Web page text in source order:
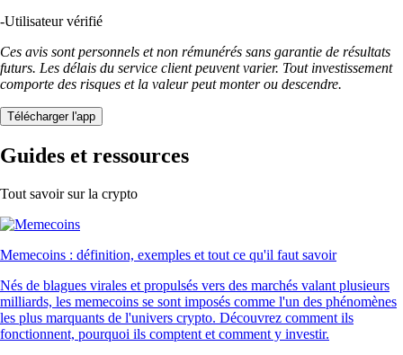
-Utilisateur vérifié
Ces avis sont personnels et non rémunérés sans garantie de résultats
futurs. Les délais du service client peuvent varier. Tout investissement
comporte des risques et la valeur peut monter ou descendre.
Télécharger l'app
Guides et ressources
Tout savoir sur la crypto
Memecoins : définition, exemples et tout ce qu'il faut savoir
Nés de blagues virales et propulsés vers des marchés valant plusieurs
milliards, les memecoins se sont imposés comme l'un des phénomènes
les plus marquants de l'univers crypto. Découvrez comment ils
fonctionnent, pourquoi ils comptent et comment y investir.